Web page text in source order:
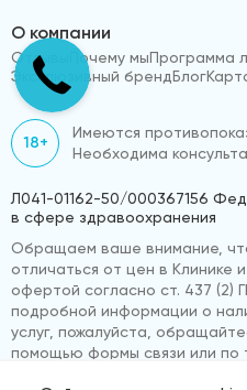
О компании
Отзывы Почему мыПрограмма
Эксклюзивный брендБлог
18+
Имеются
Необходима
Л041-01162-50/000367156
в сфере здравоохранения
Обращаем ваше внимание,
отличаться от цен в Клинике
офертой согласно ст. 437 (2)
подробной информации о
услуг, пожалуйста,
помощью формы связи или по